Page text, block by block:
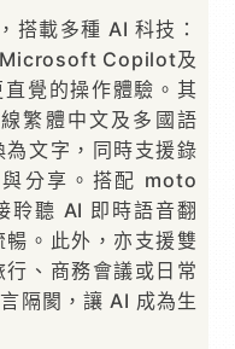
搭載多種 AI 科技：
Copilot及
覺的操作體驗。其
繁體中文及多國語
文字，同時支援錄
分享。搭配 moto
聽 AI 即時語音翻
。此外，亦支援雙
、商務會議或日常
隔閡，讓 AI 成為生